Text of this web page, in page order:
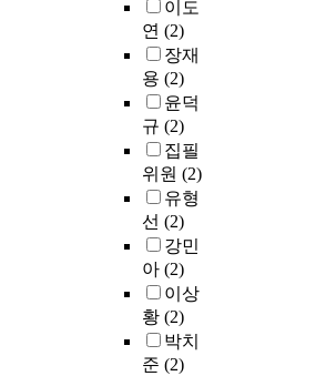
이도
연 (2)
장재
용 (2)
윤덕
규 (2)
집필
위원 (2)
유형
선 (2)
강민
아 (2)
이상
황 (2)
박치
준 (2)